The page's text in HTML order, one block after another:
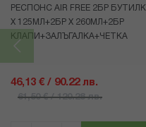
РЕСПОНС AIR FREE 2БР
Х 125МЛ+2БР Х 260МЛ+2БР
КЛАПИ+ЗАЛЪГАЛКА+ЧЕТКА
46,13 € / 90.22 лв.
61,50 € / 120.28 лв.